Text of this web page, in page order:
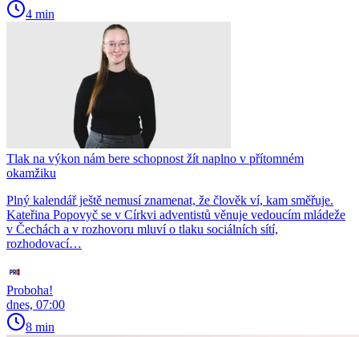
4 min
Tlak na výkon nám bere schopnost žít naplno v přítomném
okamžiku
Plný kalendář ještě nemusí znamenat, že člověk ví, kam směřuje.
Kateřina Popovyč se v Církvi adventistů věnuje vedoucím mládeže
v Čechách a v rozhovoru mluví o tlaku sociálních sítí,
rozhodovací…
Proboha!
dnes, 07:00
8 min